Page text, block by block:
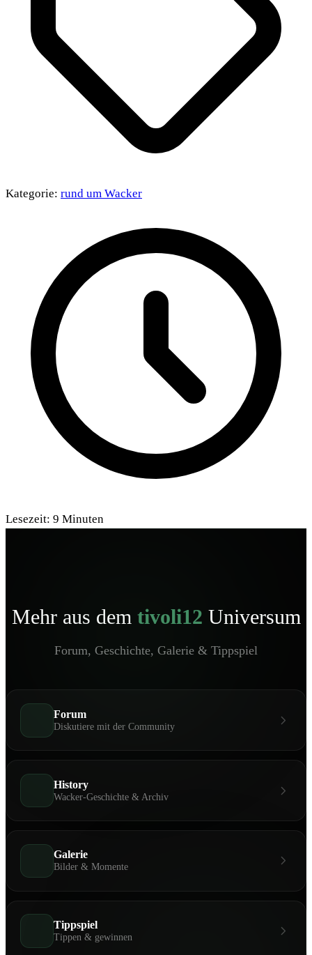
Kategorie: rund um Wacker
Lesezeit: 9 Minuten
Mehr aus dem tivoli12 Universum
Forum, Geschichte, Galerie & Tippspiel
Forum
Diskutiere mit der Community
History
Wacker-Geschichte & Archiv
Galerie
Bilder & Momente
Tippspiel
Tippen & gewinnen